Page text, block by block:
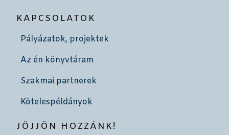
KAPCSOLATOK
Pályázatok, projektek
Az én könyvtáram
Szakmai partnerek
Kötelespéldányok
JÖJJÖN HOZZÁNK!